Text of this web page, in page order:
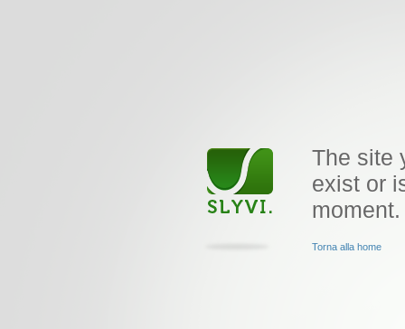
The site
exist or
moment.
Torna alla home